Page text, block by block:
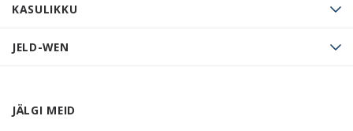
KASULIKKU
JELD-WEN
JÄLGI MEID